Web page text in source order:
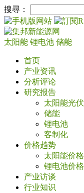
搜尋：
太阳能 锂电池 储能
首页
产业资讯
分析评论
研究报告
太阳能光伏
储能
锂电池
客制化
价格趋势
太阳能价格
锂电池价格
产业访谈
行业知识